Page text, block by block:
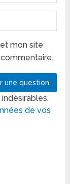
mon site
de vos